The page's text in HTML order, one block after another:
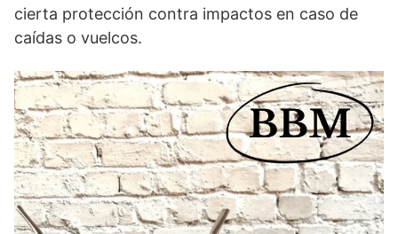
cierta protección contra impactos en caso de
caídas o vuelcos.